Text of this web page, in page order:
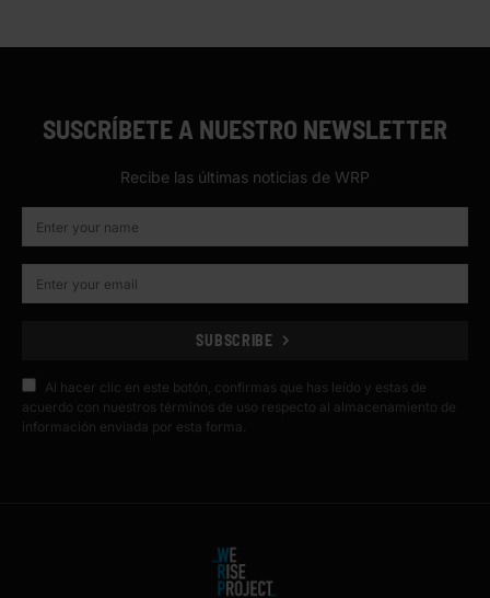
SUSCRÍBETE A NUESTRO NEWSLETTER
Recibe las últimas noticias de WRP
SUBSCRIBE
Al hacer clic en este botón, confirmas que has leído y estas de
acuerdo con nuestros términos de uso respecto al almacenamiento de
información enviada por esta forma.